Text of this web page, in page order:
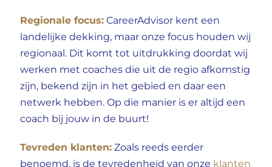
Regionale focus:CareerAdvisor kent een
landelijke dekking, maar onze focus houden wij
regionaal. Dit komt tot uitdrukking doordat wij
werken met coaches die uit de regio afkomstig
zijn, bekend zijn in het gebied en daar een
netwerk hebben.Op die manier is er altijd een
coach bij jouw in de buurt!
Tevreden klanten:Zoals reeds eerder